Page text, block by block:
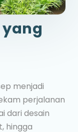
menjadi
perjalanan
dari desain
hingga